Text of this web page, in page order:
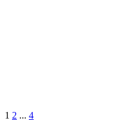
文
Page
1 Page
2 ... Page
4Next